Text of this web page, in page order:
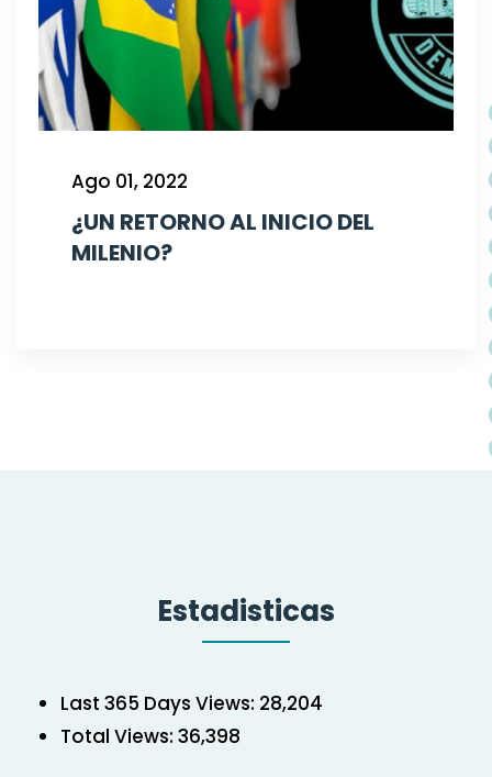
Ago 01, 2022
¿UN RETORNO AL INICIO DEL
MILENIO?
Estadisticas
Last 365 Days Views: 28,204
Total Views: 36,398